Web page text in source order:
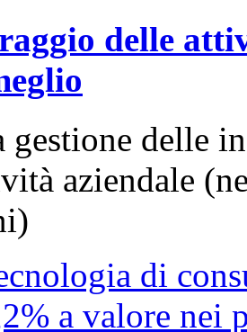
delle
gestione delle
aziendale